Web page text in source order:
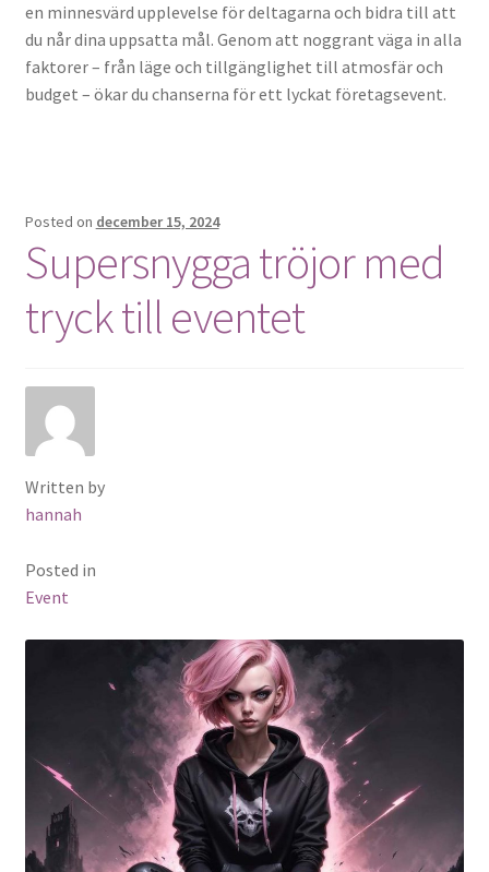
en minnesvärd upplevelse för deltagarna och bidra till att
du når dina uppsatta mål. Genom att noggrant väga in alla
faktorer – från läge och tillgänglighet till atmosfär och
budget – ökar du chanserna för ett lyckat företagsevent.
Posted on december 15, 2024
Supersnygga tröjor med
tryck till eventet
Written by
hannah
Posted in
Event